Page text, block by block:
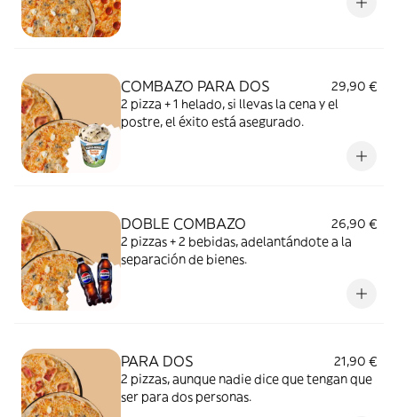
COMBAZO PARA DOS
29,90 €
2 pizza + 1 helado, si llevas la cena y el
postre, el éxito está asegurado.
DOBLE COMBAZO
26,90 €
2 pizzas + 2 bebidas, adelantándote a la
separación de bienes.
PARA DOS
21,90 €
2 pizzas, aunque nadie dice que tengan que
ser para dos personas.